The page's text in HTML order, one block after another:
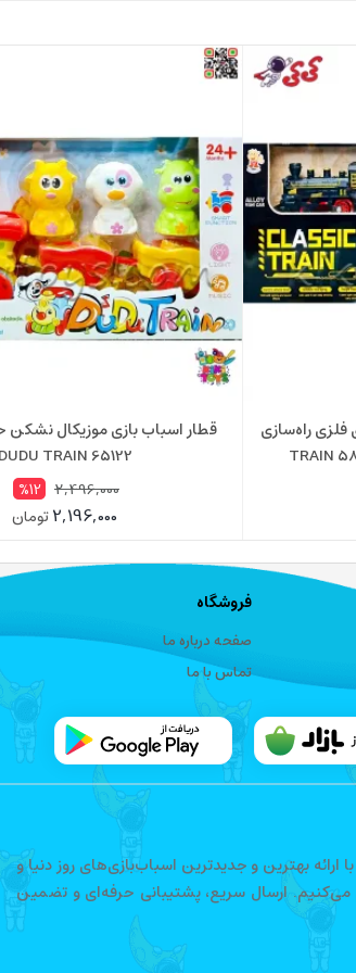
فلزی راه‌سازی
قطار اسباب بازی موزیکال نشکن
65122 DUDU TRAIN
2,496,000
%12
2,196,000تومان
فروشگاه
صفحه درباره ما
تماس با ما
آغاز کرده است. با ارائه بهترین و جدیدترین اسباب‌بازی‌های روز دنیا و
می‌کنیم. ارسال سریع، پشتیبانی حرفه‌ای و تضمین